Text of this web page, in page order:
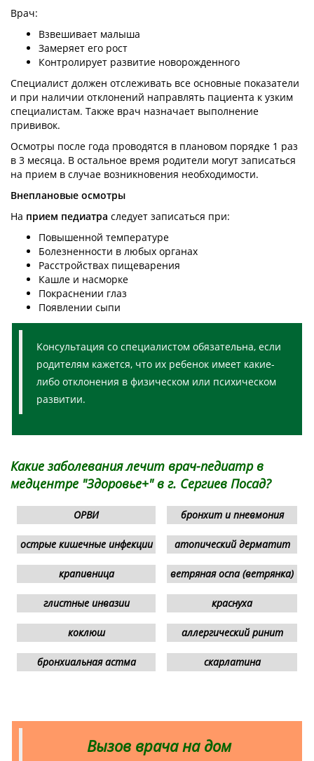
Врач:
Взвешивает малыша
Замеряет его рост
Контролирует развитие новорожденного
Специалист должен отслеживать все основные показатели
и при наличии отклонений направлять пациента к узким
специалистам. Также врач назначает выполнение
прививок.
Осмотры после года проводятся в плановом порядке 1 раз
в 3 месяца. В остальное время родители могут записаться
на прием в случае возникновения необходимости.
Внеплановые осмотры
На прием педиатра следует записаться при:
Повышенной температуре
Болезненности в любых органах
Расстройствах пищеварения
Кашле и насморке
Покраснении глаз
Появлении сыпи
Консультация со специалистом обязательна, если
родителям кажется, что их ребенок имеет какие-
либо отклонения в физическом или психическом
развитии.
Какие заболевания лечит врач-педиатр в
медцентре "Здоровье+" в г. Сергиев Посад?
ОРВИ бронхит и пневмония
острые кишечные инфекции атопический дерматит
крапивница ветряная оспа (ветрянка)
глистные инвазии краснуха
коклюш аллергический ринит
бронхиальная астма скарлатина
Вызов врача на дом